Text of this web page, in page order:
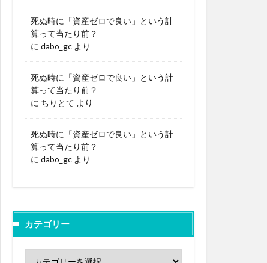
死ぬ時に「資産ゼロで良い」という計
算って当たり前？
に dabo_gc より
死ぬ時に「資産ゼロで良い」という計
算って当たり前？
に ちりとて より
死ぬ時に「資産ゼロで良い」という計
算って当たり前？
に dabo_gc より
カテゴリー